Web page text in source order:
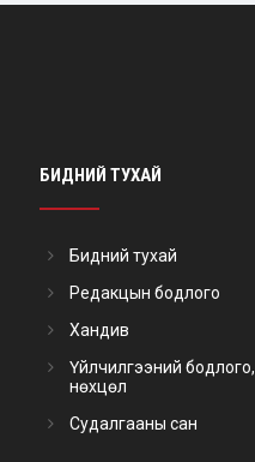
БИДНИЙ ТУХАЙ
Бидний тухай
Редакцын бодлого
Хандив
Үйлчилгээний бодлого,
нөхцөл
Судалгааны сан